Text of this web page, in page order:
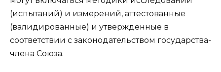
(испытаний) и измерений, аттестованные
(валидированные) и утвержденные в
соответствии с законодательством государства-
члена Союза.